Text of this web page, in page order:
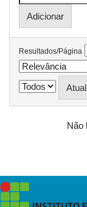
Resultados/Página
Não